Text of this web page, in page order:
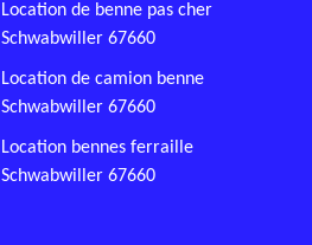
Location de benne pas cher
Schwabwiller 67660
Location de camion benne
Schwabwiller 67660
Location bennes ferraille
Schwabwiller 67660